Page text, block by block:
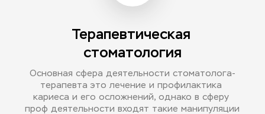
Терапевтическая
стоматология
Основная сфера деятельности стоматолога-
терапевта это лечение и профилактика
кариеса и его осложнений, однако в сферу
проф деятельности входят такие манипуляции